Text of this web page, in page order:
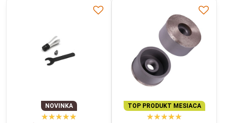
NOVINKA TOP PRODUKT MESIACA